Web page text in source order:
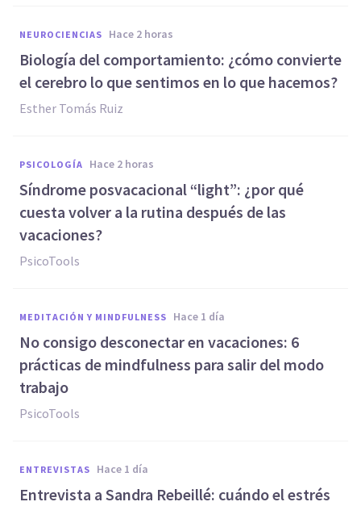
NEUROCIENCIAS hace 2 horas
Biología del comportamiento: ¿cómo convierte
el cerebro lo que sentimos en lo que hacemos?
Esther Tomás Ruiz
PSICOLOGÍA hace 2 horas
Síndrome posvacacional “light”: ¿por qué
cuesta volver a la rutina después de las
vacaciones?
PsicoTools
MEDITACIÓN Y MINDFULNESS hace 1 día
No consigo desconectar en vacaciones: 6
prácticas de mindfulness para salir del modo
trabajo
PsicoTools
ENTREVISTAS hace 1 día
Entrevista a Sandra Rebeillé: cuándo el estrés